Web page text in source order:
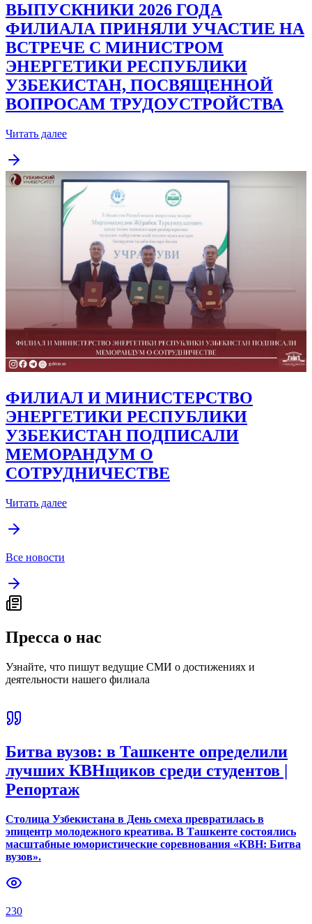
ВЫПУСКНИКИ 2026 ГОДА
ФИЛИАЛА ПРИНЯЛИ УЧАСТИЕ НА
ВСТРЕЧЕ С МИНИСТРОМ
ЭНЕРГЕТИКИ РЕСПУБЛИКИ
УЗБЕКИСТАН, ПОСВЯЩЕННОЙ
ВОПРОСАМ ТРУДОУСТРОЙСТВА
Читать далее
ФИЛИАЛ И МИНИСТЕРСТВО
ЭНЕРГЕТИКИ РЕСПУБЛИКИ
УЗБЕКИСТАН ПОДПИСАЛИ
МЕМОРАНДУМ О
СОТРУДНИЧЕСТВЕ
Читать далее
Все новости
Пресса о нас
Узнайте, что пишут ведущие СМИ о достижениях и
деятельности нашего филиала
Битва вузов: в Ташкенте определили
лучших КВНщиков среди студентов |
Репортаж
Столица Узбекистана в День смеха превратилась в
эпицентр молодежного креатива. В Ташкенте состоялись
масштабные юмористические соревнования «КВН: Битва
вузов».
230